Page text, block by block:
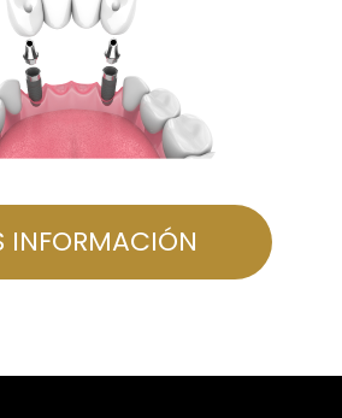
INFORMACIÓN